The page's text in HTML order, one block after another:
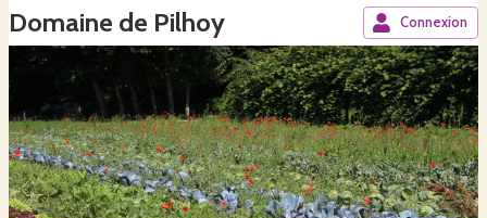
Domaine de Pilhoy Connexion